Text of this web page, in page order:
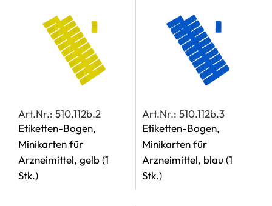
Art.Nr.: 510.112b.2
Etiketten-Bogen,
Minikarten für
Arzneimittel, gelb(1
Stk.)
Art.Nr.: 510.112b.3
Etiketten-Bogen,
Minikarten für
Arzneimittel, blau (1
Stk.)